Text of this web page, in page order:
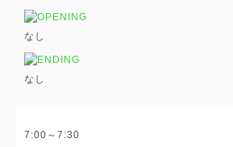
なし
なし
7:00～7:30